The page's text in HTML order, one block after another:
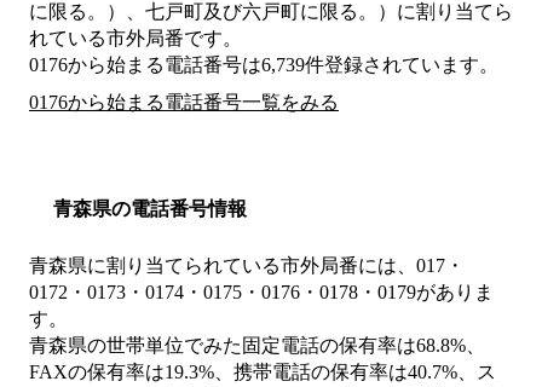
に限る。）、七戸町及び六戸町に限る。） に割り当てら
れている市外局番です。
0176から始まる電話番号は6,739件登録されています。
0176から始まる電話番号一覧をみる
青森県の電話番号情報
青森県に割り当てられている市外局番には、017・
0172・0173・0174・0175・0176・0178・0179がありま
す。
青森県の世帯単位でみた固定電話の保有率は68.8%、
FAXの保有率は19.3%、携帯電話の保有率は40.7%、ス